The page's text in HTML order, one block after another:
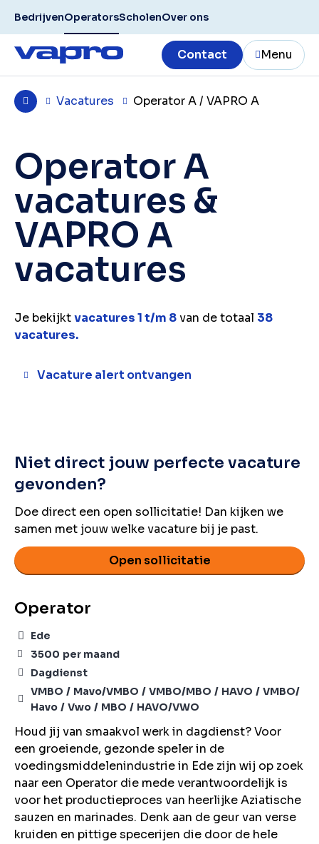
BedrijvenOperatorsScholenOver ons
Contact Menu
Vacatures Operator A / VAPRO A
Operator A
vacatures &
VAPRO A
vacatures
Je bekijktvacatures 1 t/m 8van de totaal 38
vacatures.
Vacature alert ontvangen
Niet direct jouw perfecte vacature
gevonden?
Doe direct een open sollicitatie! Dan kijken we
samen met jouw welke vacature bij je past.
Open sollicitatie
Operator
Ede
3500 per maand
Dagdienst
VMBO
Mavo/VMBO VMBO/MBO HAVO
VMBO/
Havo
Vwo MBO HAVO/VWO
Houd jij van smaakvol werk in dagdienst? Voor
een groeiende, gezonde speler in de
voedingsmiddelenindustrie in Ede zijn wij op zoek
naar een Operator die mede verantwoordelijk is
voor het productieproces van heerlijke Aziatische
sauzen en marinades. Denk aan de geur van verse
kruiden en pittige specerijen die door de hele